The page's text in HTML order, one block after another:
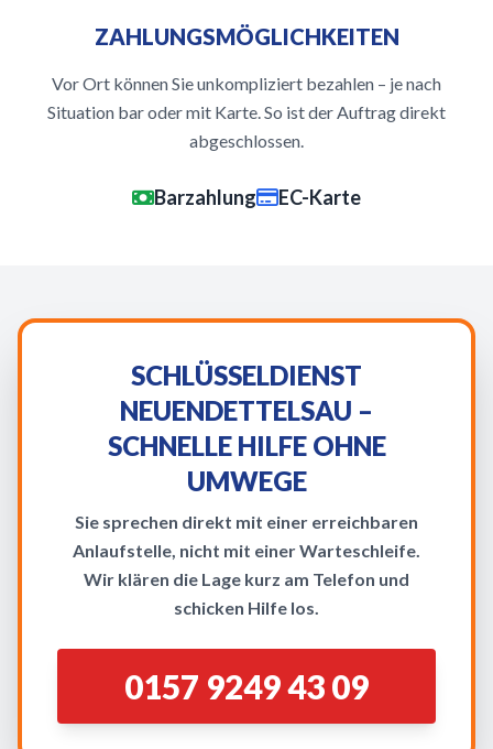
ZAHLUNGSMÖGLICHKEITEN
Vor Ort können Sie unkompliziert bezahlen – je nach
Situation bar oder mit Karte. So ist der Auftrag direkt
abgeschlossen.
Barzahlung EC-Karte
SCHLÜSSELDIENST
NEUENDETTELSAU –
SCHNELLE HILFE OHNE
UMWEGE
Sie sprechen direkt mit einer erreichbaren
Anlaufstelle, nicht mit einer Warteschleife.
Wir klären die Lage kurz am Telefon und
schicken Hilfe los.
0157 9249 43 09